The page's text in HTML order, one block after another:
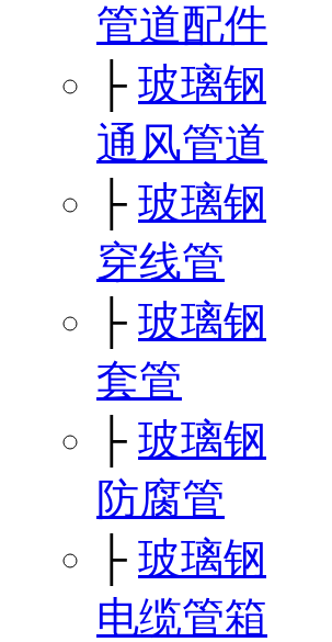
管道配件
├ 玻璃钢
通风管道
├ 玻璃钢
穿线管
├ 玻璃钢
套管
├ 玻璃钢
防腐管
├ 玻璃钢
电缆管箱